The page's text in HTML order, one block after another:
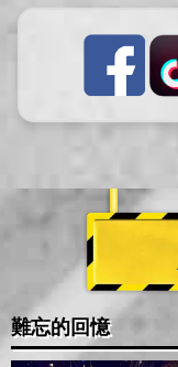
難忘的回憶